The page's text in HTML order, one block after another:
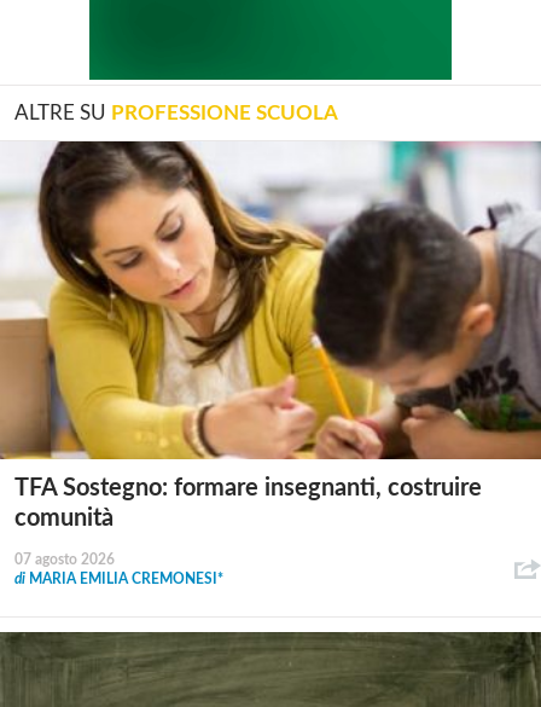
ALTRE SU PROFESSIONE SCUOLA
TFA Sostegno: formare insegnanti, costruire
comunità
07 agosto 2026
di MARIA EMILIA CREMONESI*